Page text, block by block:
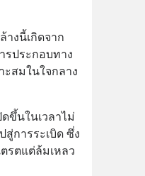
างนี้เกิดจาก
รประกอบทาง
ะสมในใจกลาง
ขึ้นในเวลาไม่
การระเบิด ซึ่ง
รตแต่ล้มเหลว